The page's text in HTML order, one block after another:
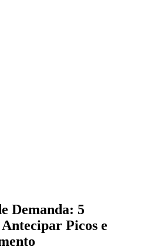
Demanda: 5
Picos e